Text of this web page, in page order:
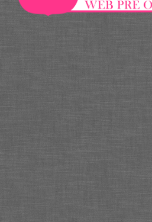
Obchodná činnosť
Oblečenie a módne doplnky